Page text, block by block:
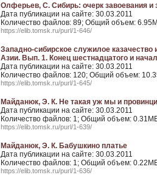
Олферьев, С. Сибирь: очерк завоевания и
Дата публикации на сайте: 30.03.2011
Количество файлов: 89; Общий объем:
https://elib.tomsk.ru/purl/1-646/
Западно-сибирское служилое
Азии. Вып. 1. Конец шестнадцатого и
Дата публикации на сайте: 30.03.2011
Количество файлов: 120; Общий объем:
https://elib.tomsk.ru/purl/1-645/
Майданюк, Э. К. Не такая уж мы и
Дата публикации на сайте: 30.03.2011
Количество файлов: 1; Общий объем:
https://elib.tomsk.ru/purl/1-639/
Майданюк, Э. К. Бабушкино платье
Дата публикации на сайте: 30.03.2011
Количество файлов: 1; Общий объем:
https://elib.tomsk.ru/purl/1-636/